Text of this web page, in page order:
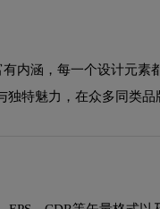
内涵，每一个设计元
特魅力，在众多同类品